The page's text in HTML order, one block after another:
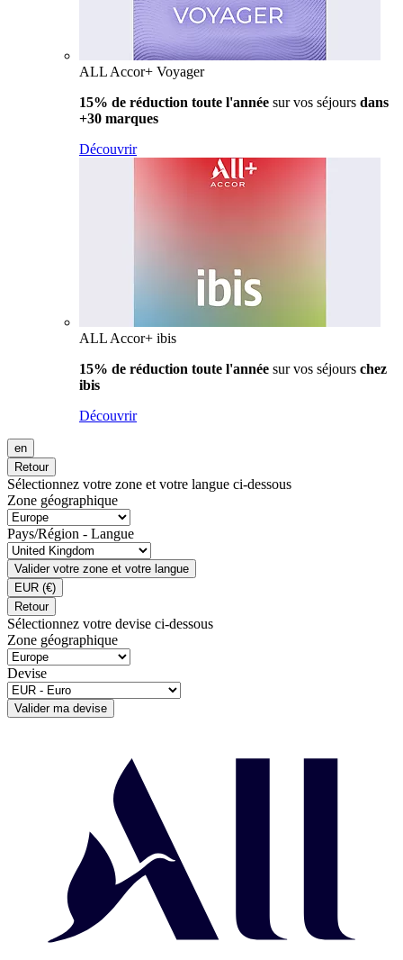
ALL Accor+ Voyager
15% de réduction toute l'année sur vos séjours dans
+30 marques
Découvrir
ALL Accor+ ibis
15% de réduction toute l'année sur vos séjours chez
ibis
Découvrir
en
Retour
Sélectionnez votre zone et votre langue ci-dessous
Zone géographique
Pays/Région - Langue
Valider votre zone et votre langue
EUR (€)
Retour
Sélectionnez votre devise ci-dessous
Zone géographique
Devise
Valider ma devise